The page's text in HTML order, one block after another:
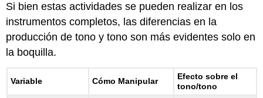
Si bien estas actividades se pueden realizar en los
instrumentos completos, las diferencias en la
producción de tono y tono son más evidentes solo en
la boquilla.
Variable Cómo Manipular
Efecto sobre el
tono/tono